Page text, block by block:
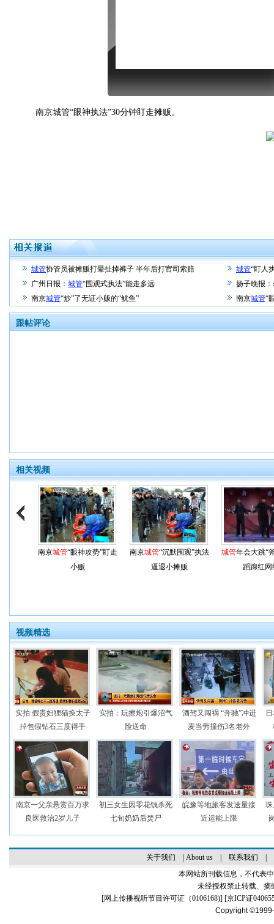
南京城管“眼神执法”30分钟盯走摊贩。
城管协管员被摊贩打晕扯掉裤子 半年后打官司索赔 城管“盯人
广州日报： 城管“围观式执法”能走多远
扬子晚报
南京城管“炒”了无证小贩的“鱿鱼” 南京城管“
跟帖评论
相关视频
南京城管“眼神攻势”盯走
小贩
南京城管“沉默围观”执法
逼退小摊贩
城管年会大跳“
蹈蹿红网
视频精选
实拍:假贵妇狸猫换太子
掉包假钻石三度得手
实拍：玩擦炮引爆沼气
险送命
酒驾又闯祸 “奔驰”冲进
麦当劳撞伤3名老外
南京一父亲悬赏百万求
良医救治2岁儿子
初三女生因零花钱杀死
七旬奶奶后焚尸
皖豫等地旅客发送量接
近运能上限
关于我们 About us| 联系我们
本网站所刊载信息，不代表
未经授权禁止转载、摘
[网上传播视听节目许可证（0106168)] [京ICP证
Copyright